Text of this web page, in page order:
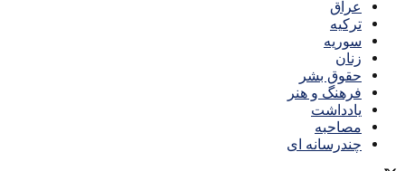
عراق
ترکیه
سوریه
زنان
حقوق بشر
فرهنگ و هنر
یادداشت
مصاحبه
چندرسانه ای